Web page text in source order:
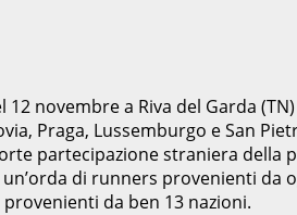
12 novembre a Riva del Garda
Praga, Lussemburgo e San
partecipazione straniera della
di runners provenienti
da ben 13 nazioni.